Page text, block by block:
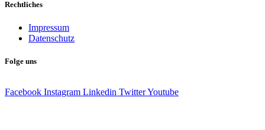
Rechtliches
Impressum
Datenschutz
Folge uns
Facebook Instagram Linkedin TwitterYoutube